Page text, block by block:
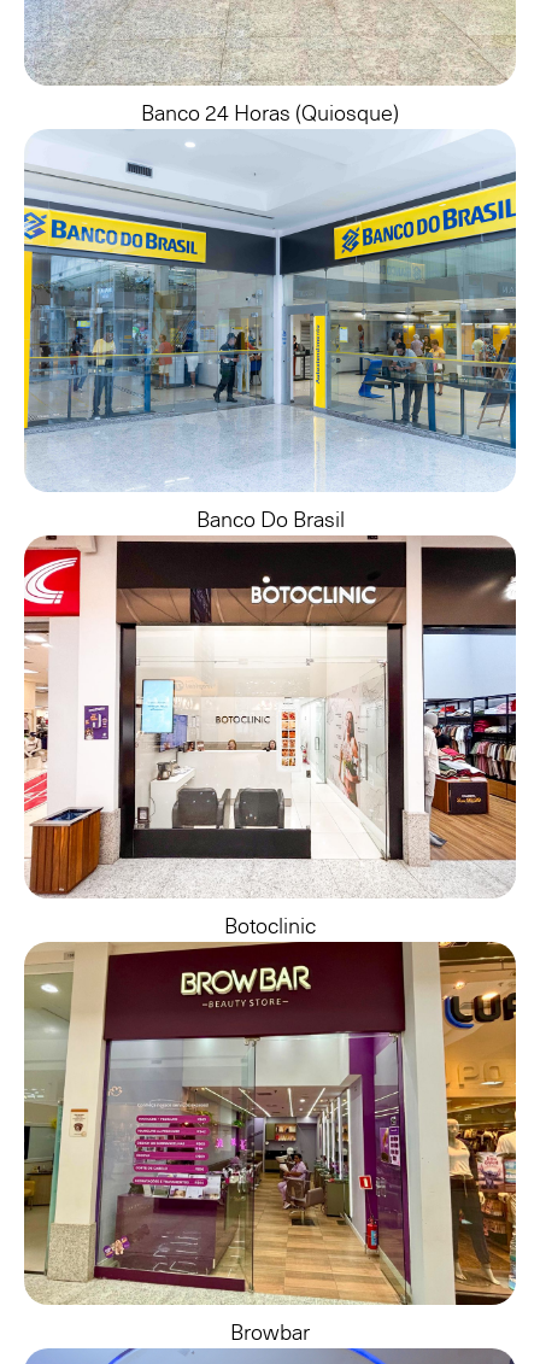
Banco 24 Horas (quiosque)
Banco Do Brasil
Botoclinic
Browbar